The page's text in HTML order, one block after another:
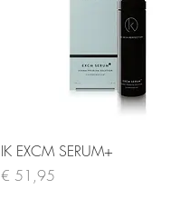
IK EXCM SERUM+
Prijs
€ 51,95